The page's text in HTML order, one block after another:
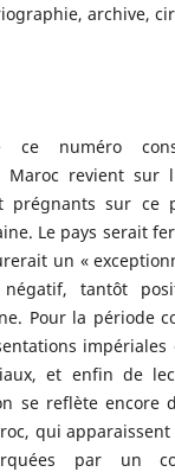
archive,
ce numéro
Maroc revient sur
prégnants sur ce
Le pays serait
un «
tantôt
Pour la période
impériales
et enfin de
se reflète encore
qui
par un